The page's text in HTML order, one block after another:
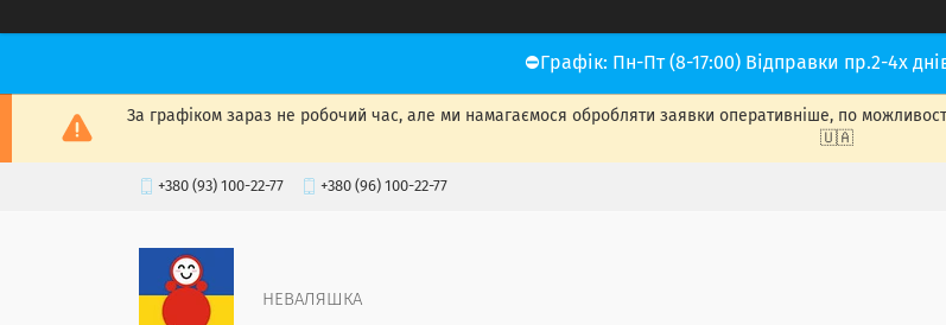
⛔Графік: Пн-Пт (8-17:00) Відправки пр.2-4х
За графіком зараз не робочий час, але ми намагаємося обробляти заявки оперативніше, по
🇺🇦
+380 (93) 100-22-77 +380 (96) 100-22-77
НЕВАЛЯШКА